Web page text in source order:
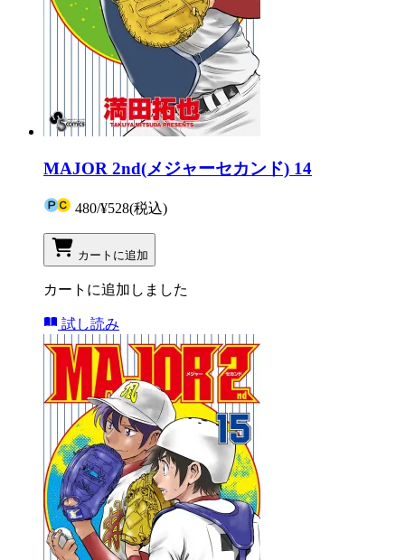
MAJOR 2nd(メジャーセカンド) 14
480/¥528(税込)
カートに追加
カートに追加しました
試し読み